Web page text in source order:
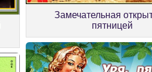
Замечательная
пятницей